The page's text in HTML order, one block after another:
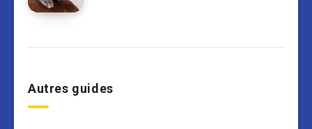
Autres guides